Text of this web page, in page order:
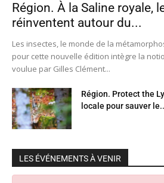
Région. À la Saline royale,
réinventent autour du...
Les insectes, le monde de la
pour cette nouvelle édition intègre la
voulue par Gilles Clément...
Région. Protect the
locale pour sauver
LES ÉVÉNEMENTS À VENIR